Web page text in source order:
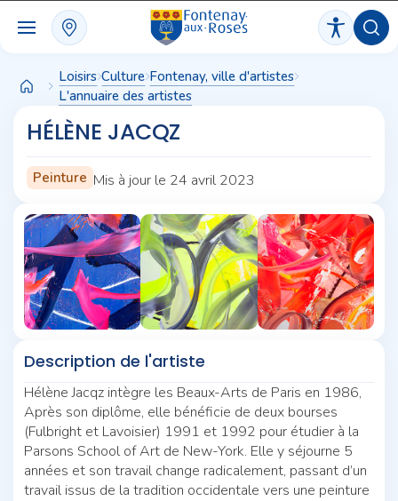
Loisirs Culture Fontenay, ville d'artistes
L'annuaire des artistes
HÉLÈNE JACQZ
Peinture Mis à jour le 24 avril 2023
Description de l'artiste
Hélène Jacqz intègre les Beaux-Arts de Paris en 1986,
Après son diplôme, elle bénéficie de deux bourses
(Fulbright et Lavoisier) 1991 et 1992 pour étudier à la
Parsons School of Art de New-York. Elle y séjourne 5
années et son travail change radicalement, passant d’un
travail issus de la tradition occidentale vers une peinture
Panneau de gestion des cookies